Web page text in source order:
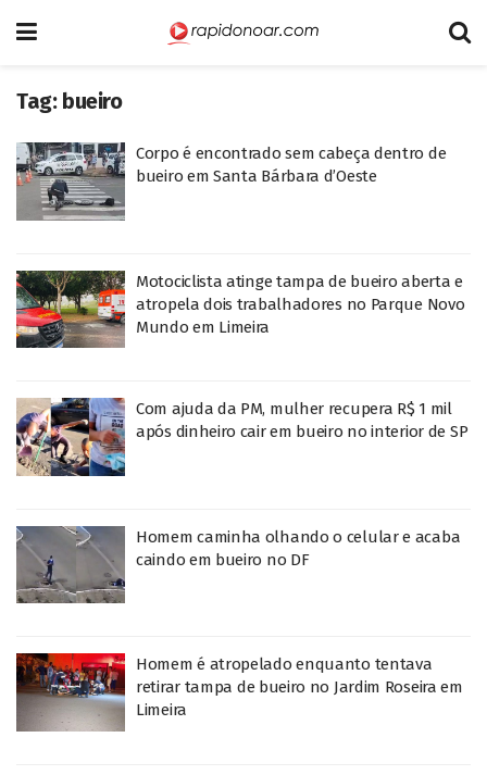
Tag: bueiro
Corpo é encontrado sem cabeça dentro de
bueiro em Santa Bárbara d’Oeste
Motociclista atinge tampa de bueiro aberta e
atropela dois trabalhadores no Parque Novo
Mundo em Limeira
Com ajuda da PM, mulher recupera R$ 1 mil
após dinheiro cair em bueiro no interior de SP
Homem caminha olhando o celular e acaba
caindo em bueiro no DF
Homem é atropelado enquanto tentava
retirar tampa de bueiro no Jardim Roseira em
Limeira